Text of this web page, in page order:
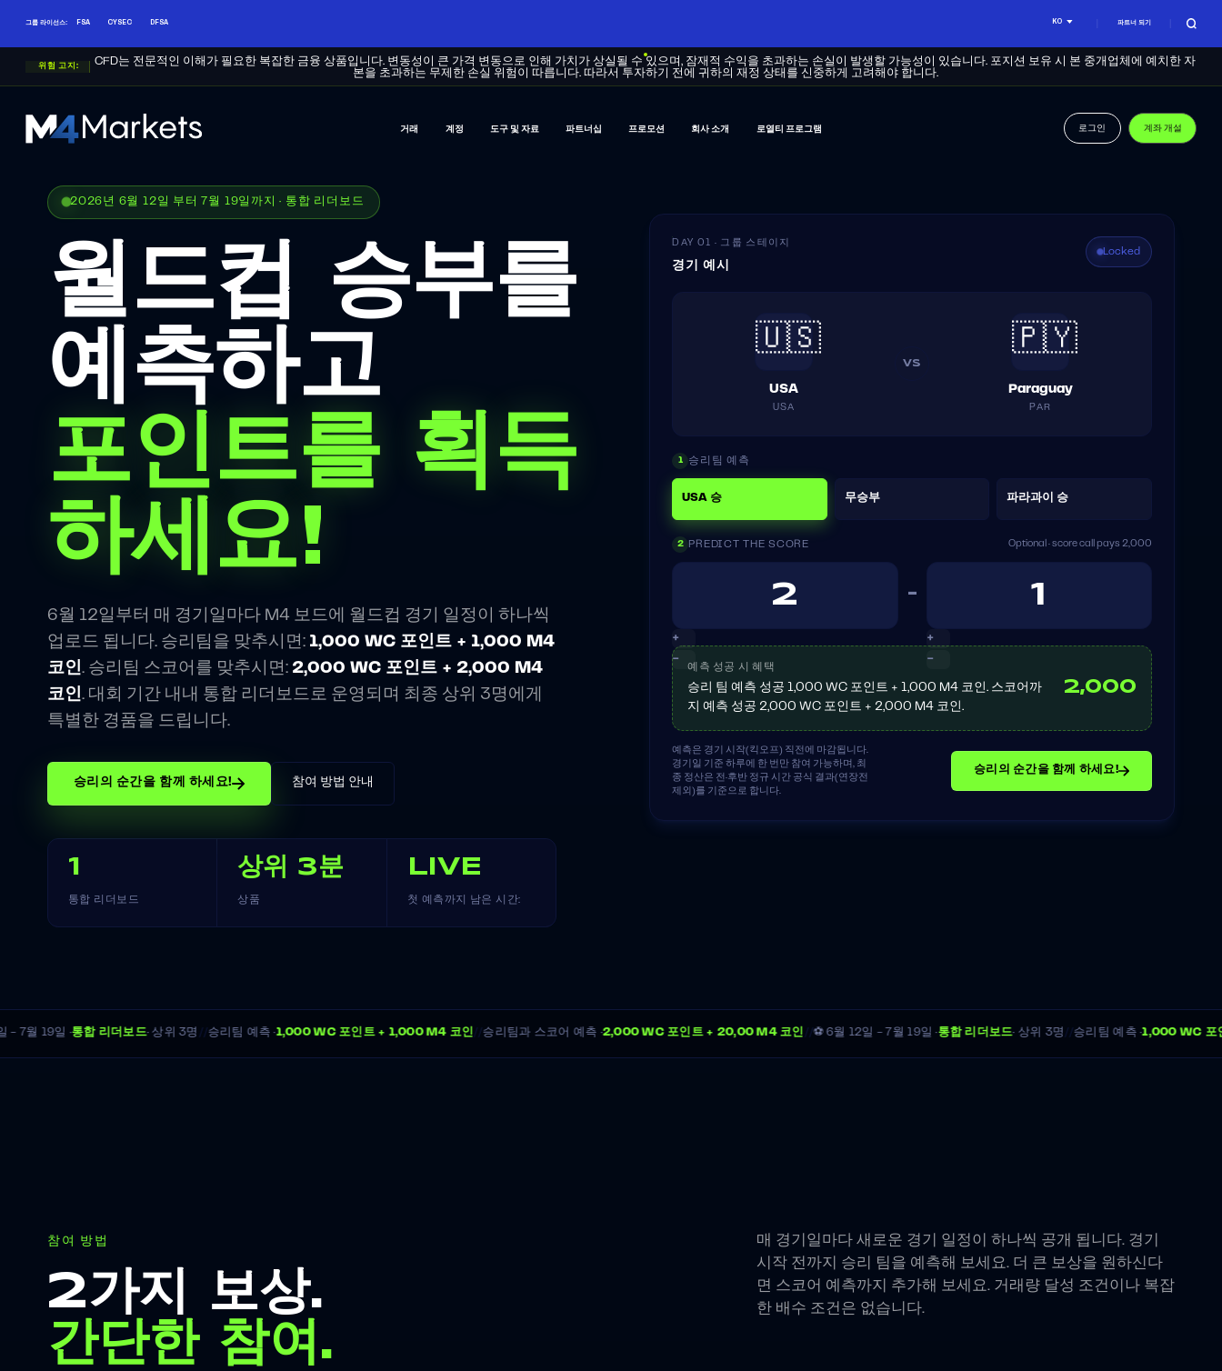
그룹 라이선스: FSA CYSEC DFSA KO 파트너 되기
위험 고지:
CFD는 전문적인 이해가 필요한 복잡한 금융 상품입니다. 변동성이 큰 가격 변동으로 인해 가치가 상실될 수 있으며, 잠재적 수익을 초과하는 손실이 발생할 가능성이 있습니다. 포지션 보유 시 본 중개업체에 예치한 자
본을 초과하는 무제한 손실 위험이 따릅니다. 따라서 투자하기 전에 귀하의 재정 상태를 신중하게 고려해야 합니다.
M4Markets
Trading
Broker
거래 계정 도구 및 자료 파트너십 프로모션 회사 소개 로열티 프로그램 로그인 계좌 개설
2026년 6월 12일 부터 7월 19일까지 · 통합 리더보드
월드컵 승부를
예측하고
포인트를 획득
하세요!
6월 12일부터 매 경기일마다 M4 보드에 월드컵 경기 일정이 하나씩
업로드 됩니다. 승리팀을 맞추시면: 1,000 WC 포인트 + 1,000 M4
코인. 승리팀 스코어를 맞추시면: 2,000 WC 포인트 + 2,000 M4
코인. 대회 기간 내내 통합 리더보드로 운영되며 최종 상위 3명에게
특별한 경품을 드립니다.
승리의 순간을 함께 하세요! 참여 방법 안내
1
통합 리더보드
상위 3분
상품
LIVE
첫 예측까지 남은 시간:
DAY 01 · 그룹 스테이지
경기 예시
Locked
🇺🇸
USA
USA
VS
🇵🇾
Paraguay
PAR
1 승리팀 예측
USA 승 무승부 파라과이 승
2 PREDICT THE SCORE Optional · score call pays 2,000
+
−
–
+
−
예측 성공 시 혜택
승리 팀 예측 성공 1,000 WC 포인트 + 1,000 M4 코인. 스코어까
지 예측 성공 2,000 WC 포인트 + 2,000 M4 코인.
2,000
예측은 경기 시작(킥오프) 직전에 마감됩니다.
경기일 기준 하루에 한 번만 참여 가능하며, 최
종 정산은 전·후반 정규 시간 공식 결과(연장전
제외)를 기준으로 합니다.
승리의 순간을 함께 하세요!
7월 19일 ·통합 리더보드· 상위 3명//승리팀 예측 ·1,000 WC 포인트 + 1,000 M4 코인//승리팀과 스코어 예측 ·2,000 WC 포인트 + 20,00 M4 코인//⚽ 6월 12일 - 7월 19일 ·통합 리더보드· 상위 3명//승리팀 예측 ·1,000 WC 포인
참여 방법
2가지 보상.
간단한 참여.
매 경기일마다 새로운 경기 일정이 하나씩 공개 됩니다. 경기
시작 전까지 승리 팀을 예측해 보세요. 더 큰 보상을 원하신다
면 스코어 예측까지 추가해 보세요. 거래량 달성 조건이나 복잡
한 배수 조건은 없습니다.